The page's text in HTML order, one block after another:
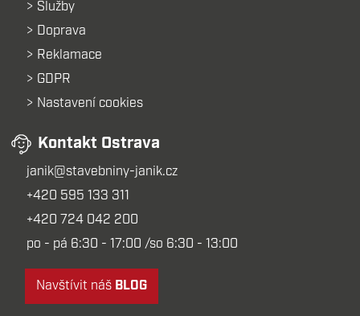
Služby
Doprava
Reklamace
GDPR
Nastavení cookies
Kontakt Ostrava
janik@stavebniny-janik.cz
+420 595 133 311
+420 724 042 200
po - pá 6:30 - 17:00 /so 6:30 - 13:00
Navštívit náš BLOG